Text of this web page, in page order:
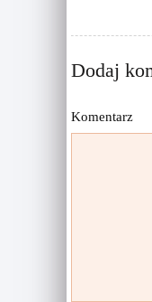
Dodaj
Komentarz